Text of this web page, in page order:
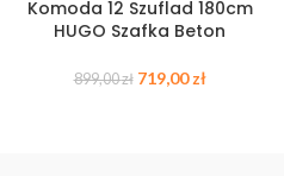
Komoda 12 Szuflad 180cm
HUGO Szafka Beton
899,00zł 719,00zł